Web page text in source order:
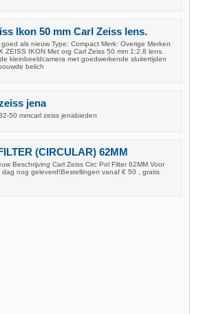
Ikon 50 mm Carl Zeiss lens.
als nieuw Type: Compact Merk: Overige Merken
ZEISS IKON Met org Carl Zeiss 50 mm 1:2.8 lens.
kleinbeeldcamera met goedwerkende sluitertijden
belich
jena
50 mmcarl zeiss jenabieden
(CIRCULAR) 62MM
Beschrijving Carl Zeiss Circ Pol Filter 62MM Voor
nog geleverd!Bestellingen vanaf € 50 , gratis